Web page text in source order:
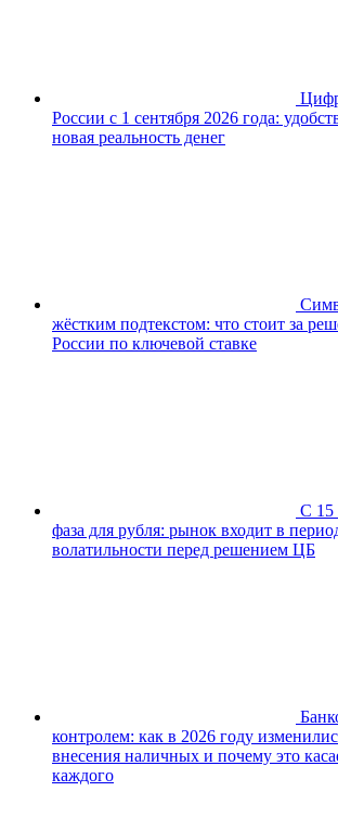
России с 1 сентября 2026 года:
новая реальность денег
жёстким подтекстом: что стоит за
России по ключевой ставке
С 15
фаза для рубля: рынок входит в
волатильности перед решением ЦБ
контролем: как в 2026 году
внесения наличных и почему это
каждого